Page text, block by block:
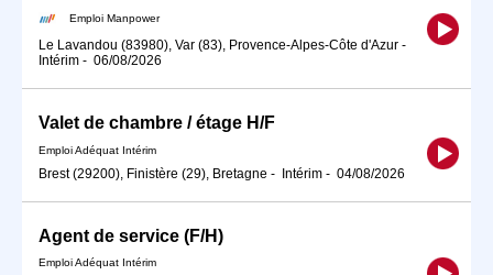
Emploi Manpower
Le Lavandou (83980), Var (83), Provence-Alpes-Côte d'Azur -
Intérim - 06/08/2026
Valet de chambre / étage H/F
Emploi Adéquat Intérim
Brest (29200), Finistère (29), Bretagne - Intérim - 04/08/2026
Agent de service (F/H)
Emploi Adéquat Intérim